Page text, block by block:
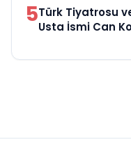
5Türk Tiyatrosu
Usta İsmi Can